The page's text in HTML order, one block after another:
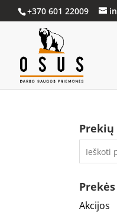
+370 601 22009
Prekių
Prekės
Akcijos